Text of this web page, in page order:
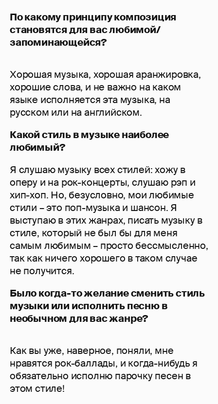
По какому принципу композиция
становятся для вас любимой/
запоминающейся?
Хорошая музыка, хорошая аранжировка,
хорошие слова, и не важно на каком
языке исполняется эта музыка, на
русском или на английском.
Какой стиль в музыке наиболее
любимый?
Я слушаю музыку всех стилей: хожу в
оперу и на рок-концерты, слушаю рэп и
хип-хоп. Но, безусловно, мои любимые
стили – это поп-музыка и шансон. Я
выступаю в этих жанрах, писать музыку в
стиле, который не был бы для меня
самым любимым – просто бессмысленно,
так как ничего хорошего в таком случае
не получится.
Было когда-то желание сменить стиль
музыки или исполнить песню в
необычном для вас жанре?
Как вы уже, наверное, поняли, мне
нравятся рок-баллады, и когда-нибудь я
обязательно исполню парочку песен в
этом стиле!